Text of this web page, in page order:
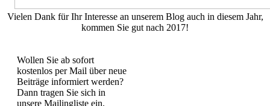
Vielen Dank für Ihr Interesse an unserem Blog auch in diesem Jahr,
kommen Sie gut nach 2017!
Wollen Sie ab sofort
kostenlos per Mail über neue
Beiträge informiert werden?
Dann tragen Sie sich in
unsere Mailingliste ein.